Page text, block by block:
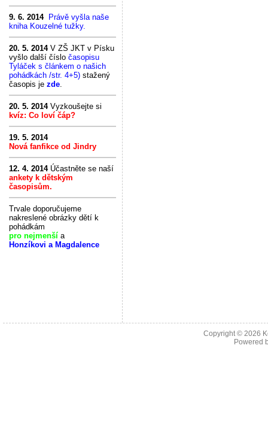
9. 6. 2014
Právě vyšla naše
kniha Kouzelné tužky.
20. 5. 2014V ZŠ JKT v Písku
vyšlo další číslo časopisu
Tyláček s článkem o našich
pohádkách /str. 4+5)stažený
časopis je zde.
20. 5. 2014Vyzkoušejte si
kvíz: Co loví čáp?
19. 5. 2014
Nová fanfikce od Jindry
12. 4. 2014Účastněte se naší
ankety k dětským
časopisům.
Trvale doporučujeme
nakreslené obrázky dětí k
pohádkám
pro nejmenšía
Honzíkovi a Magdalence
Copyright © 2026
Powered